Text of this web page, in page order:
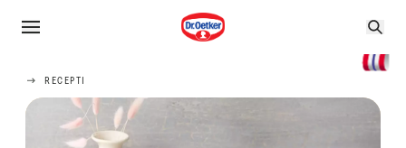
RECEPTI